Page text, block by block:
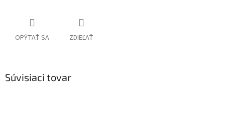
OPÝTAŤ SA ZDIEĽAŤ
Súvisiaci tovar